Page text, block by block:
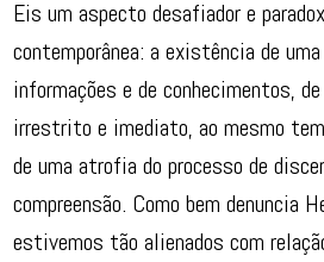
Eis um aspecto desafiador e
contemporânea: a existência de
informações e de conhecimentos,
irrestrito e imediato, ao mesmo
de uma atrofia do processo de
compreensão. Como bem denuncia
estivemos tão alienados com